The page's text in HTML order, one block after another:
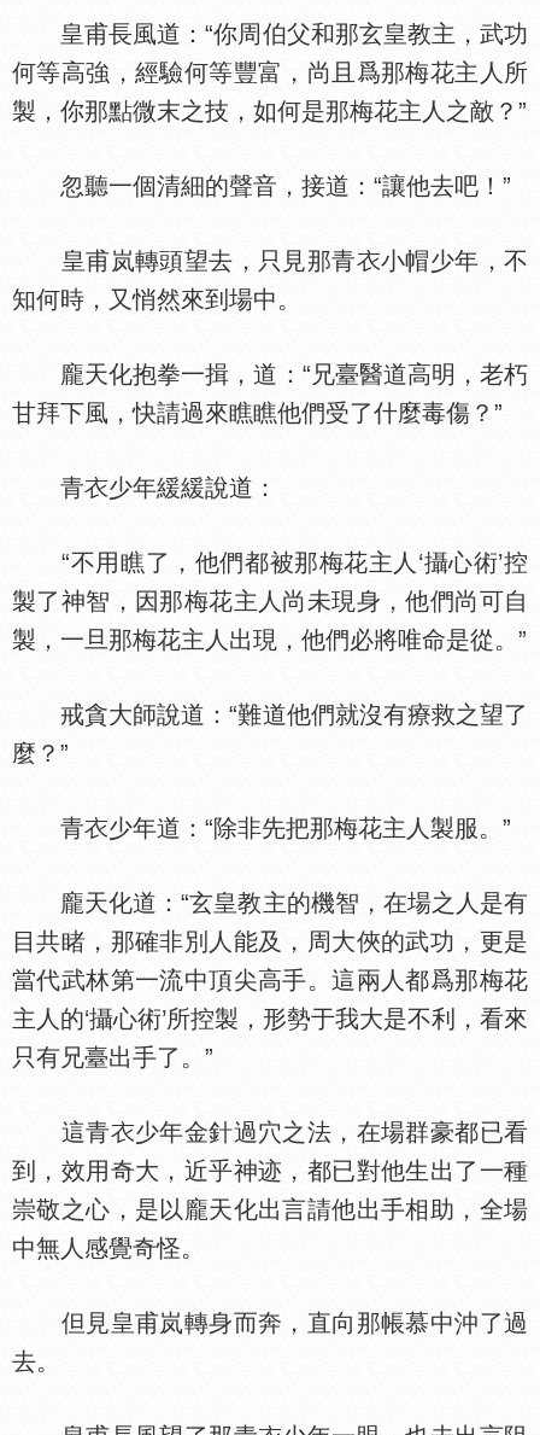
皇甫長風道：“你周伯父和那玄皇教主，武功
何等高強，經驗何等豐富，尚且爲那梅花主人所
製，你那點微末之技，如何是那梅花主人之敵？”
忽聽一個清細的聲音，接道：“讓他去吧！”
皇甫岚轉頭望去，只見那青
小帽少年，不
知何時，又悄然來到場中。
龐天化抱拳一揖，道：“兄臺醫道高明，老朽
甘拜下風，快請過來瞧瞧他們受了什麼毒傷？”
青 少年緩緩說道：
“不用瞧了，他們都被那梅花主人‘攝心術’控
製了神智，因那梅花主人尚未現身，他們尚可自
製，一旦那梅花主人出現，他們必將唯命是從。”
戒貪大師說道：“難道他們就沒有療救之望了
麼？”
青 少年道：“除非先把那梅花主人製服。”
龐天化道：“玄皇教主的機智，在場之人是有
目共睹，那確非別人能及，周大俠的武功，更是
當代武林第一流中頂尖高手。這兩人都爲那梅花
主人的‘攝心術’所控製，形勢于我大是不利，看來
只有兄臺出手了。”
這青
少年金針過穴之法，在場群豪都已看
到，效用奇大，近乎神迹，都已對他生出了一種
崇敬之心，是以龐天化出言請他出手相助，全場
中無人感覺奇怪。
但見皇甫岚轉身而奔，直向那帳慕中沖了過
去。